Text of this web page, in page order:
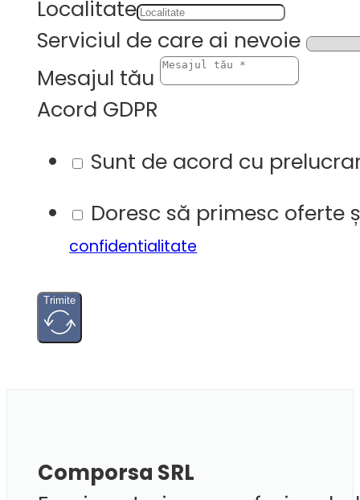
Localitate
Serviciul de care ai nevoie
Mesajul tău
Acord GDPR
Sunt de acord cu
Doresc să primesc
confidentialitate
Trimite
Comporsa SRL